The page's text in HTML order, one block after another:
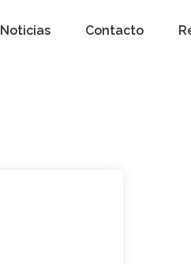
Noticias Contacto